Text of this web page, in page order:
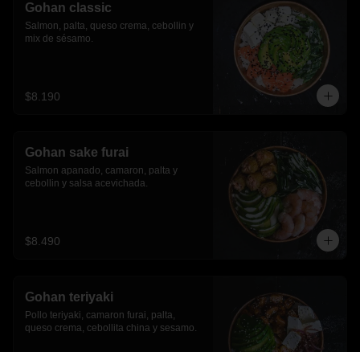
Gohan classic
Salmon, palta, queso crema, cebollin y
mix de sésamo.
$8.190
Gohan sake furai
Salmon apanado, camaron, palta y
cebollin y salsa acevichada.
$8.490
Gohan teriyaki
Pollo teriyaki, camaron furai, palta,
queso crema, cebollita china y sesamo.